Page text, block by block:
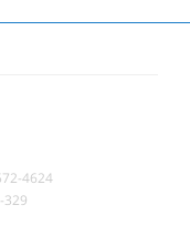
4624
329